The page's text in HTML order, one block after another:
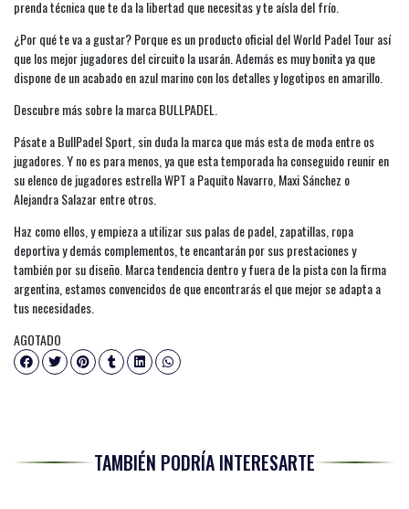
prenda técnica que te da la libertad que necesitas y te aísla del frío.
¿Por qué te va a gustar? Porque es un producto oficial del World Padel Tour así
que los mejor jugadores del circuito la usarán. Además es muy bonita ya que
dispone de un acabado en azul marino con los detalles y logotipos en amarillo.
Descubre más sobre la marca BULLPADEL.
Pásate a BullPadel Sport, sin duda la marca que más esta de moda entre os
jugadores. Y no es para menos, ya que esta temporada ha conseguido reunir en
su elenco de jugadores estrella WPT a Paquito Navarro, Maxi Sánchez o
Alejandra Salazar entre otros.
Haz como ellos, y empieza a utilizar sus palas de padel, zapatillas, ropa
deportiva y demás complementos, te encantarán por sus prestaciones y
también por su diseño. Marca tendencia dentro y fuera de la pista con la firma
argentina, estamos convencidos de que encontrarás el que mejor se adapta a
tus necesidades.
AGOTADO
TAMBIÉN PODRÍA INTERESARTE